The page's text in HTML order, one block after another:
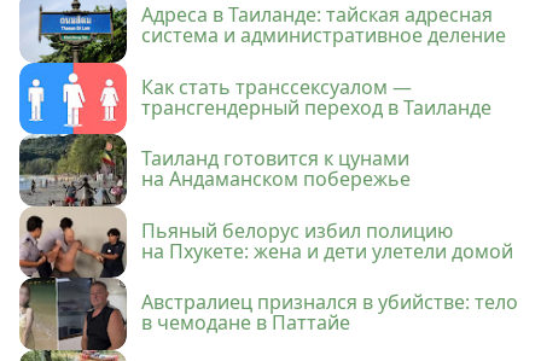
Адреса в Таиланде: тайская адресная
система и административное деление
Как стать транссексуалом —
трансгендерный переход в Таиланде
Таиланд готовится к цунами
на Андаманском побережье
Пьяный белорус избил полицию
на Пхукете: жена и дети улетели домой
Австралиец признался в убийстве: тело
в чемодане в Паттайе